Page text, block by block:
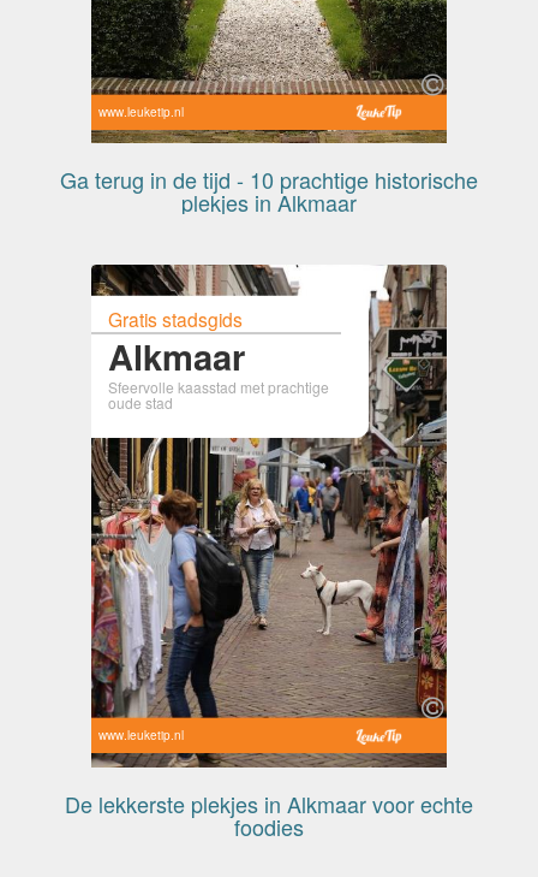
www.leuketip.nl
Ga terug in de tijd - 10 prachtige historische
plekjes in Alkmaar
Gratis stadsgids
Alkmaar
Sfeervolle kaasstad met prachtige
oude stad
www.leuketip.nl
De lekkerste plekjes in Alkmaar voor echte
foodies